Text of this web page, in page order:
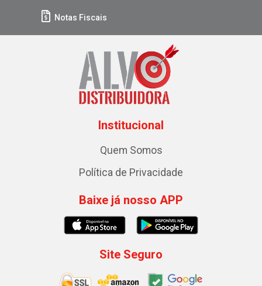
Notas Fiscais
Institucional
Quem Somos
Política de Privacidade
Baixe já nosso APP
Site Seguro